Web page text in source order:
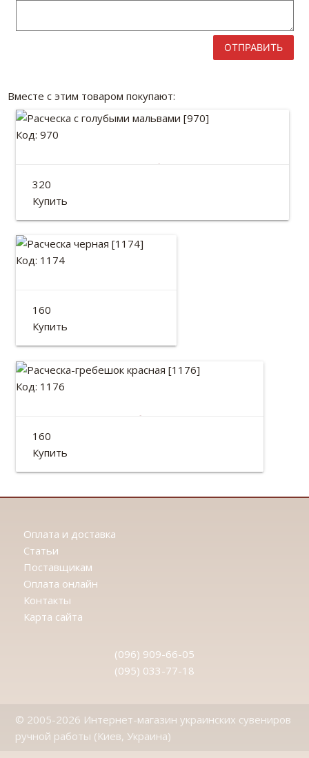
ОТПРАВИТЬ
Вместе с этим товаром покупают:
Код: 970
Расческа с голубыми мальвами
Длина: 22см
320
Купить
Код: 1174
Длина: 19см
160
Купить
Код: 1176
Расческа-гребешок красная
Длина: 19см
160
Купить
Оплата и доставка
Статьи
Поставщикам
Оплата онлайн
Контакты
Карта сайта
(096) 909-66-05
(095) 033-77-18
© 2005-2026 Интернет-магазин украинских сувениров
ручной работы (Киев, Украина)